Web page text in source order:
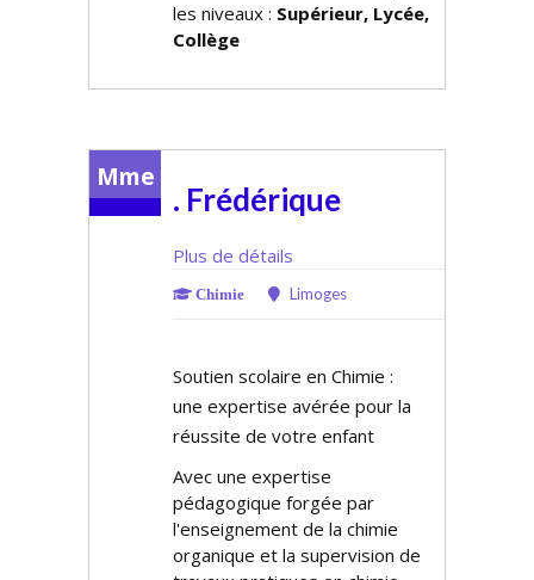
les niveaux : Supérieur, Lycée,
Collège
Mme
. Frédérique
Plus de détails
Chimie Limoges
Soutien scolaire en Chimie :
une expertise avérée pour la
réussite de votre enfant
Avec une expertise
pédagogique forgée par
l'enseignement de la chimie
organique et la supervision de